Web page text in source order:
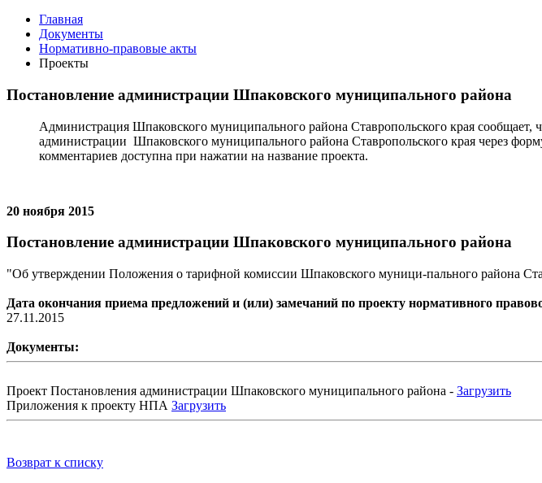
Главная
Документы
Нормативно-правовые акты
Проекты
Постановление администрации Шпаковского муниципального района
Администрация Шпаковского муниципального района Ставропольского края
администрации Шпаковского муниципального района Ставропольского края через
комментариев доступна при нажатии на название проекта.
20 ноября 2015
Постановление администрации Шпаковского муниципального района
"Об утверждении Положения о тарифной комиссии Шпаковского муници-пального района
Дата окончания приема предложений и (или) замечаний по проекту нормативного
27.11.2015
Документы:
Проект Постановления администрации Шпаковского муниципального района - Загрузить
Приложения к проекту НПА Загрузить
Возврат к списку